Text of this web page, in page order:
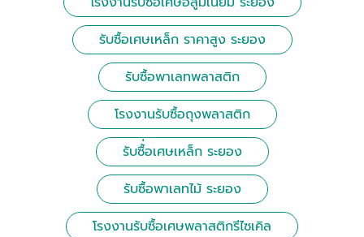
รับซื้อเศษเหล็ก ราคาสูง ระยอง
รับซื้อพาเลทพลาสติก
โรงงานรับซื้อถุงพลาสติก
รับซื้่อเศษเหล็ก ระยอง
รับซื้อพาเลทไม้ ระยอง
โรงงานรับซื้อเศษพลาสติกรีไซเคิล